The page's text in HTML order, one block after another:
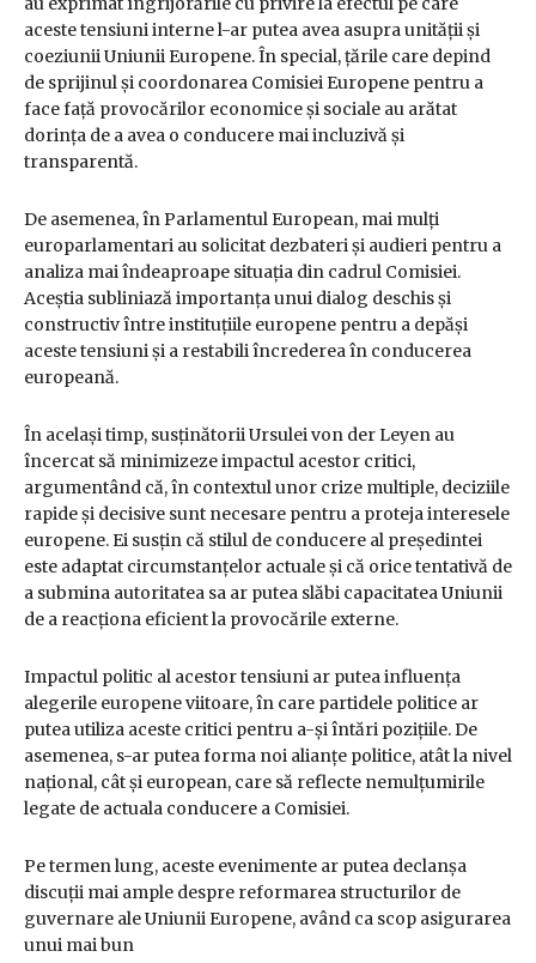
aceste tensiuni interne l-ar putea avea asupra unității și
coeziunii Uniunii Europene. În special, țările care depind
de sprijinul și coordonarea Comisiei Europene pentru a
face față provocărilor economice și sociale au arătat
dorința de a avea o conducere mai incluzivă și
transparentă.
De asemenea, în Parlamentul European, mai mulți
europarlamentari au solicitat dezbateri și audieri pentru a
analiza mai îndeaproape situația din cadrul Comisiei.
Aceștia subliniază importanța unui dialog deschis și
constructiv între instituțiile europene pentru a depăși
aceste tensiuni și a restabili încrederea în conducerea
europeană.
În același timp, susținătorii Ursulei von der Leyen au
încercat să minimizeze impactul acestor critici,
argumentând că, în contextul unor crize multiple, deciziile
rapide și decisive sunt necesare pentru a proteja interesele
europene. Ei susțin că stilul de conducere al președintei
este adaptat circumstanțelor actuale și că orice tentativă de
a submina autoritatea sa ar putea slăbi capacitatea Uniunii
de a reacționa eficient la provocările externe.
Impactul politic al acestor tensiuni ar putea influența
alegerile europene viitoare, în care partidele politice ar
putea utiliza aceste critici pentru a-și întări pozițiile. De
asemenea, s-ar putea forma noi alianțe politice, atât la nivel
național, cât și european, care să reflecte nemulțumirile
legate de actuala conducere a Comisiei.
Pe termen lung, aceste evenimente ar putea declanșa
discuții mai ample despre reformarea structurilor de
guvernare ale Uniunii Europene, având ca scop asigurarea
unui mai bun